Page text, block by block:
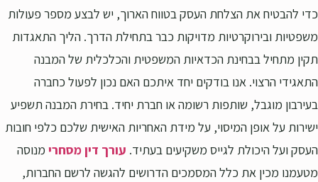
כדי להבטיח את הצלחת העסק בטווח הארוך, יש לבצע מספר פעולות
משפטיות ובירוקרטיות מדויקות כבר בתחילת הדרך. הליך התאגדות
תקין מתחיל בבחינת הכדאיות המשפטית והכלכלית של המבנה
התאגידי הרצוי. אנו בודקים יחד איתכם האם נכון לפעול כחברה
בעירבון מוגבל, שותפות רשומה או חברת יחיד. בחירת המבנה תשפיע
ישירות על אופן המיסוי, על מידת האחריות האישית שלכם כלפי חובות
העסק ועל היכולת לגייס משקיעים בעתיד. עורך דין מסחרי מנוסה
מטעמנו מכין את כלל המסמכים הדרושים להגשה לרשם החברות,